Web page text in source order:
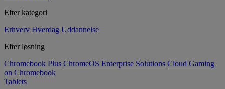
Efter kategori
Erhverv Hverdag Uddannelse
Efter løsning
Chromebook Plus ChromeOS Enterprise Solutions Cloud Gaming
on Chromebook
Tablets